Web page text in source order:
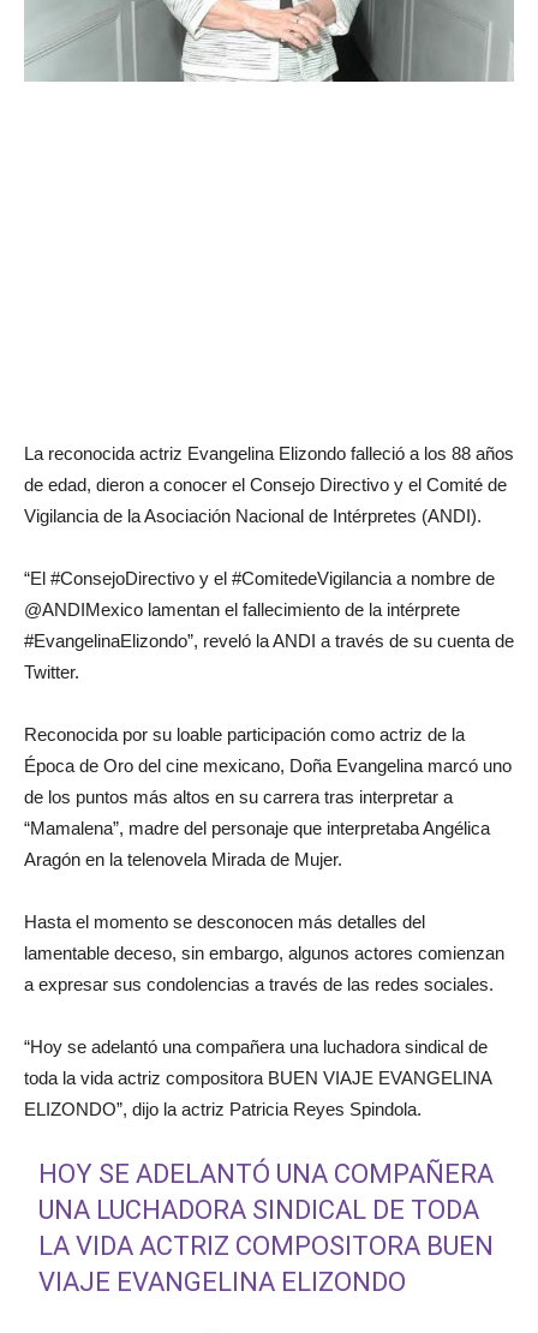
La reconocida actriz Evangelina Elizondo falleció a los 88 años
de edad, dieron a conocer el Consejo Directivo y el Comité de
Vigilancia de la Asociación Nacional de Intérpretes (ANDI).
“El #ConsejoDirectivo y el #ComitedeVigilancia a nombre de
@ANDIMexico lamentan el fallecimiento de la intérprete
#EvangelinaElizondo”, reveló la ANDI a través de su cuenta de
Twitter.
Reconocida por su loable participación como actriz de la
Época de Oro del cine mexicano, Doña Evangelina marcó uno
de los puntos más altos en su carrera tras interpretar a
“Mamalena”, madre del personaje que interpretaba Angélica
Aragón en la telenovela Mirada de Mujer.
Hasta el momento se desconocen más detalles del
lamentable deceso, sin embargo, algunos actores comienzan
a expresar sus condolencias a través de las redes sociales.
“Hoy se adelantó una compañera una luchadora sindical de
toda la vida actriz compositora BUEN VIAJE EVANGELINA
ELIZONDO”, dijo la actriz Patricia Reyes Spindola.
HOY SE ADELANTÓ UNA COMPAÑERA
UNA LUCHADORA SINDICAL DE TODA
LA VIDA ACTRIZ COMPOSITORA BUEN
VIAJE EVANGELINA ELIZONDO